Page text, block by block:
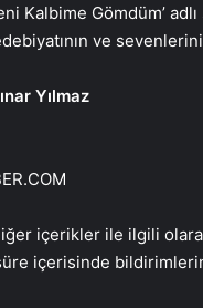
Kalbime Gömdüm’
ve
Yılmaz
içerikler ile ilgili
içerisinde